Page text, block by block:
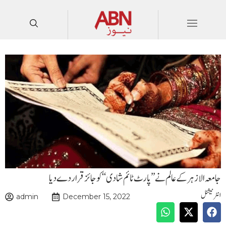
جامعہ الازہر کے عالم نے’’پارٹ ٹائم شادی‘‘ کو جائز قرار دے دیا
انٹرنیشنل admin December 15, 2022